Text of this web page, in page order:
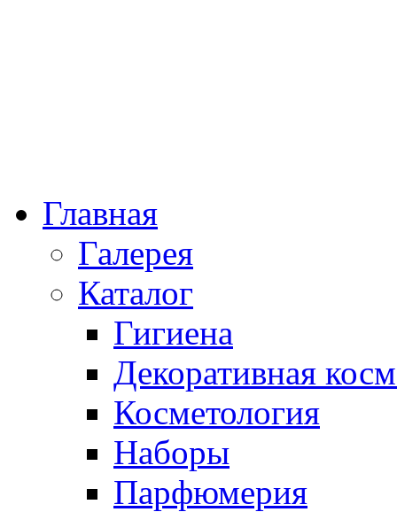
Главная
Галерея
Каталог
Гигиена
Декоративная
Косметология
Наборы
Парфюмерия